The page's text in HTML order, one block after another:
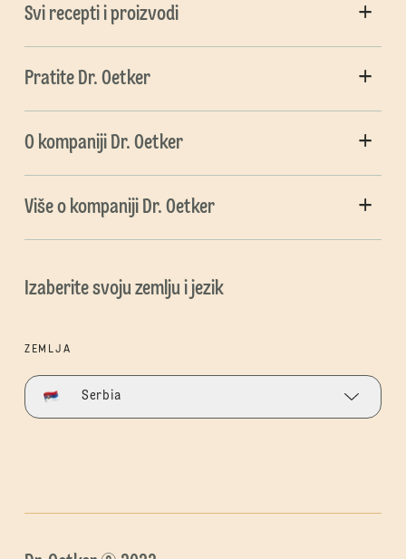
Svi recepti i proizvodi
Pratite Dr. Oetker
O kompaniji Dr. Oetker
Više o kompaniji Dr. Oetker
Izaberite svoju zemlju i jezik
ZEMLJA
Serbia